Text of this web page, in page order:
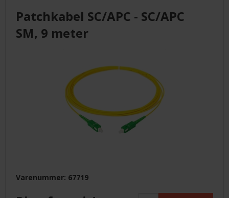
Patchkabel SC/APC - SC/APC
SM, 9 meter
Varenummer: 67719